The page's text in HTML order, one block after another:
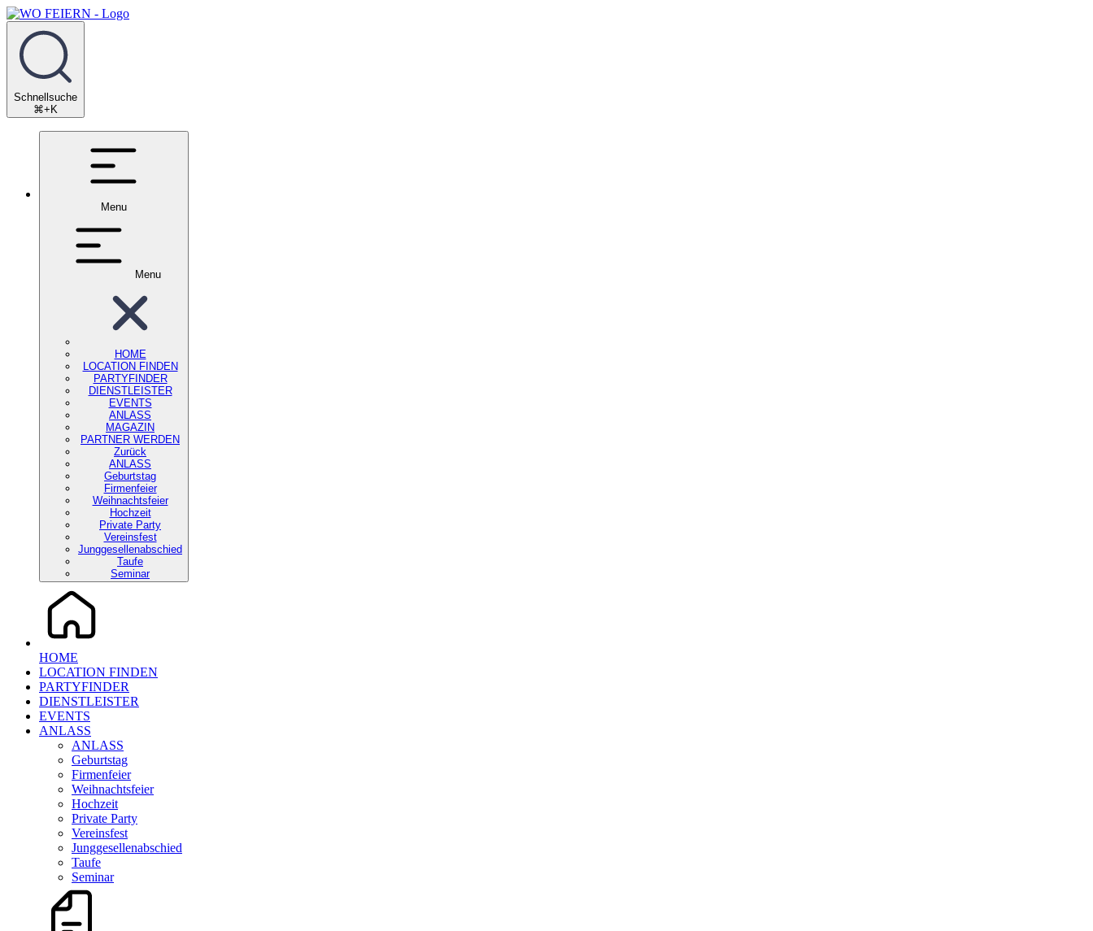
Schnellsuche
⌘+K
Menu
Menu
HOME
LOCATION FINDEN
PARTYFINDER
DIENSTLEISTER
EVENTS
ANLASS
MAGAZIN
PARTNER WERDEN
Zurück
ANLASS
Geburtstag
Firmenfeier
Weihnachtsfeier
Hochzeit
Private Party
Vereinsfest
Junggesellenabschied
Taufe
Seminar
HOME
LOCATION FINDEN
PARTYFINDER
DIENSTLEISTER
EVENTS
ANLASS
ANLASS
Geburtstag
Firmenfeier
Weihnachtsfeier
Hochzeit
Private Party
Vereinsfest
Junggesellenabschied
Taufe
Seminar